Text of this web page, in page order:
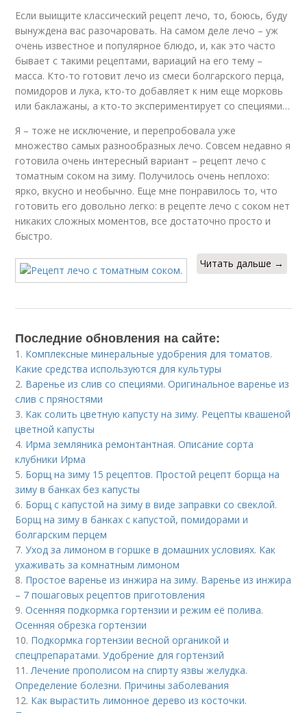
Если выищите классический рецепт лечо, то, боюсь, буду
вынуждена вас разочаровать. На самом деле лечо – уж
очень известное и популярное блюдо, и, как это часто
бывает с такими рецептами, вариаций на его тему –
масса. Кто-то готовит лечо из смеси болгарского перца,
помидоров и лука, кто-то добавляет к ним еще морковь
или баклажаны, а кто-то экспериментирует со специями…
Я – тоже не исключение, и перепробовала уже
множество самых разнообразных лечо. Совсем недавно я
готовила очень интересный вариант – рецепт лечо с
томатным соком на зиму. Получилось очень неплохо:
ярко, вкусно и необычно. Еще мне понравилось то, что
готовить его довольно легко: в рецепте лечо с соком нет
никаких сложных моментов, все достаточно просто и
быстро.
Читать дальше →
Последние обновления на сайте:
1. Комплексные минеральные удобрения для томатов.
Какие средства используются для культуры
2. Варенье из слив со специями. Оригинальное варенье из
слив с пряностями
3. Как солить цветную капусту на зиму. Рецепты квашеной
цветной капусты
4. Ирма земляника ремонтантная. Описание сорта
клубники Ирма
5. Борщ на зиму 15 рецептов. Простой рецепт борща на
зиму в банках без капусты
6. Борщ с капустой на зиму в виде заправки со свеклой.
Борщ на зиму в банках с капустой, помидорами и
болгарским перцем
7.Уход за лимоном в горшке в домашних условиях. Как
ухаживать за комнатным лимоном
8. Простое варенье из инжира на зиму. Варенье из инжира
– 7 пошаговых рецептов приготовления
9.Осенняя подкормка гортензии и режим её полива.
Осенняя обрезка гортензии
10. Подкормка гортензии весной органикой и
спецпрепаратами. Удобрение для гортензий
11.Лечение прополисом на спирту язвы желудка.
Определение болезни. Причины заболевания
12. Как вырастить лимонное дерево из косточки.